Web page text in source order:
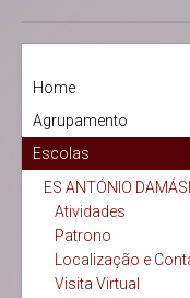
Home
Agrupamento
Escolas
ES ANTÓNIO
Atividades
Patrono
Localização e
Visita Virtual